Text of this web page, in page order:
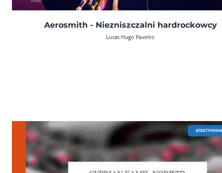
Aerosmith - Niezniszczalni hardrockowcy
Lucas Hugo Pavetto